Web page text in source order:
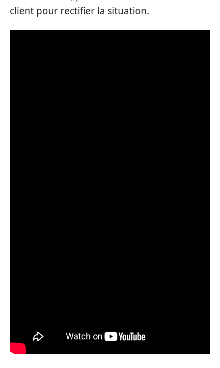
client pour rectifier la situation.